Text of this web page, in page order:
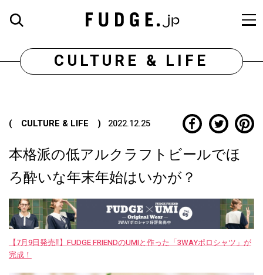
CULTURE & LIFE
( CULTURE & LIFE ) 2022.12.25
本格派の低アルクラフトビールでほ
ろ酔いな年末年始はいかが？
【7月9日発売‼︎】FUDGE FRIENDのUMIと作った「3WAYポロシャツ」が
完成！